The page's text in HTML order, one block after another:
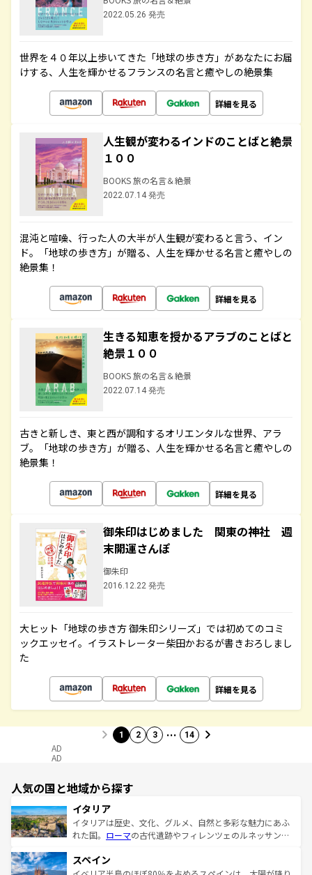
2022.05.26 発売
世界を４０年以上歩いてきた「地球の歩き方」があなたにお届
けする、人生を輝かせるフランスの名言と癒やしの絶景集
詳細を見る
人生観が変わるインドのことばと絶景
１００
BOOKS 旅の名言＆絶景
2022.07.14 発売
混沌と喧噪、行った人の大半が人生観が変わると言う、イン
ド。「地球の歩き方」が贈る、人生を輝かせる名言と癒やしの
絶景集！
詳細を見る
生きる知恵を授かるアラブのことばと
絶景１００
BOOKS 旅の名言＆絶景
2022.07.14 発売
古きと新しき、東と西が調和するオリエンタルな世界、アラ
ブ。「地球の歩き方」が贈る、人生を輝かせる名言と癒やしの
絶景集！
詳細を見る
御朱印はじめました 関東の神社 週
末開運さんぽ
御朱印
2016.12.22 発売
大ヒット「地球の歩き方 御朱印シリーズ」では初めてのコミ
ックエッセイ。イラストレーター柴田かおるが書きおろしまし
た
詳細を見る
1 2 3 … 14
AD
AD
人気の国と地域から探す
イタリア
イタリアは歴史、文化、グルメ、自然と多彩な魅力にあふ
れた国。 ローマの古代遺跡やフィレンツェのルネッサンス
ろん、トスカーナの美しい田園風景やアマルフィ海岸の絶
景など、自然景観も見逃せない。観光の合間には、本場の
スペイン